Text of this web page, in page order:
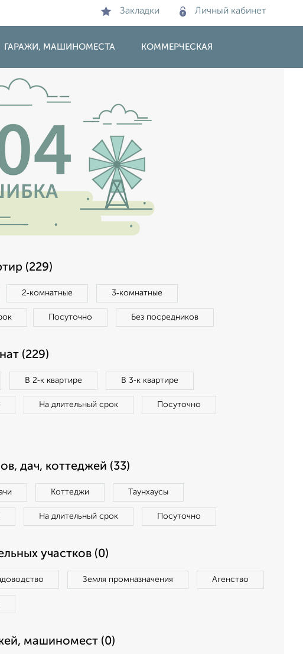
Закладки Личный кабинет
ГАРАЖИ, МАШИНОМЕСТА КОММЕРЧЕСКАЯ
(229)
2‑комнатные 3‑комнатные
Посуточно Без посредников
(229)
В 2‑к квартире В 3‑к квартире
На длительный срок Посуточно
дач, коттеджей (33)
Коттеджи Таунхаусы
На длительный срок Посуточно
участков (0)
Земля промназначения Агенство
машиномест (0)